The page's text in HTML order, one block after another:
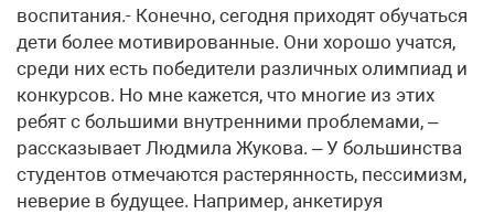
воспитания.- Конечно, сегодня приходят обучаться
дети более мотивированные. Они хорошо учатся,
среди них есть победители различных олимпиад и
конкурсов. Но мне кажется, что многие из этих
ребят с большими внутренними проблемами, –
рассказывает Людмила Жукова. – У большинства
студентов отмечаются растерянность, пессимизм,
неверие в будущее. Например, анкетируя